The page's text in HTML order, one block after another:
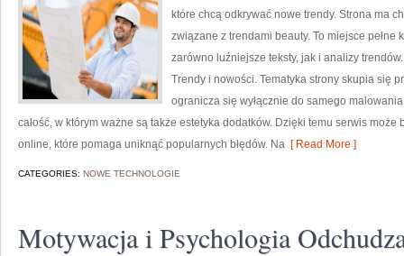
które chcą odkrywać nowe trendy. Strona ma
związane z trendami beauty. To miejsce
zarówno luźniejsze teksty, jak i analizy
Trendy i nowości. Tematyka strony skupia się
ogranicza się wyłącznie do samego
całość, w którym ważne są także estetyka dodatków. Dzięki temu serwis
online, które pomaga uniknąć popularnych błędów. Na [ Read More ]
CATEGORIES: NOWE TECHNOLOGIE
Motywacja i Psychologia